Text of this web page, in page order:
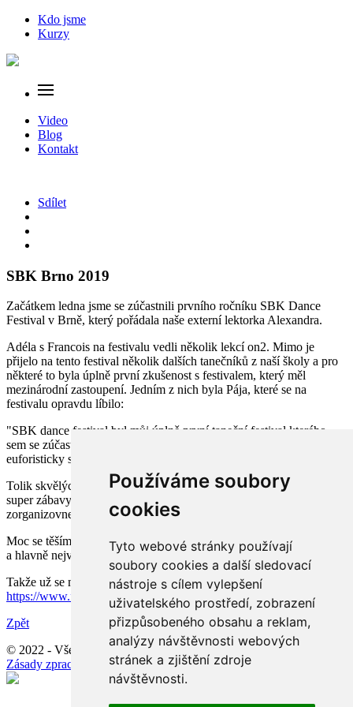
Používáme soubory
cookies
Tyto webové stránky používají
soubory cookies a další sledovací
nástroje s cílem vylepšení
uživatelského prostředí, zobrazení
přizpůsobeného obsahu a reklam,
analýzy návštěvnosti webových
stránek a zjištění zdroje
návštěvnosti.
Kdo jsme
Kurzy
Video
Blog
Kontakt
Sdílet
SBK Brno 2019
Začátkem ledna jsme se zúčastnili prvního ročníku SBK Dance
Festival v Brně, který pořádala naše externí lektorka Alexandra.
Adéla s Francois na festivalu vedli několik lekcí on2. Mimo je
přijelo na tento festival několik dalších tanečníků z naší školy a pro
některé to byla úplně první zkušenost s festivalem, který měl
mezinárodní zastoupení. Jedním z nich byla Pája, které se na
festivalu opravdu líbilo:
"SBK dance festival byl můj úplně první taneční festival kterého
sem se zúčastnila a jsem přímo nadšená, přinesl mi neuvěřitelný
euforisticky stav štěstí...
Tolik skvělých lidi.... tanečních možnosti... plný naproste pohody,
super zábavy.... prostě pecka vše na jednom místě... Parádně
zorganizovne... takové rodinné
Moc se těším na další ročník. Velké dík všem lektorům za inspiraci
a hlavně největší dík Alex."
Takže už se moc těšíme, kdo se k nám přídá příští rok:
https://www.facebook.com/sbkdancefestival/
Zpět
© 2022 - Všechna práva vyhrazena -Obchodní podmínky
Zásady zpracování souborů cookie/Změna nastavení